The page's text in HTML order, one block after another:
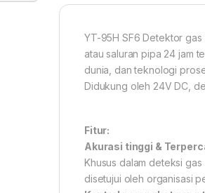
YT-95H SF6 Detektor
atau saluran pipa 24 jam
dunia, dan teknologi
Didukung oleh 24V DC,
Fitur:
Akurasi tinggi &
Khusus dalam deteksi
disetujui oleh organisasi